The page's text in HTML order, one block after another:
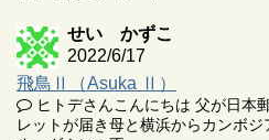
せい かずこ
2022/6/17
飛鳥Ⅱ（Asuka Ⅱ）
ヒトデさんこんにちは 父が日本
レットが届き母と横浜からカンボ